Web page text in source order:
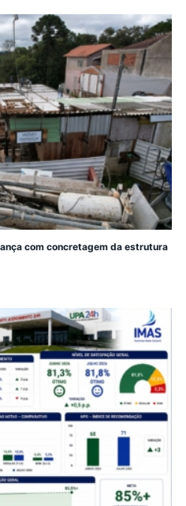
com concretagem da estrutura